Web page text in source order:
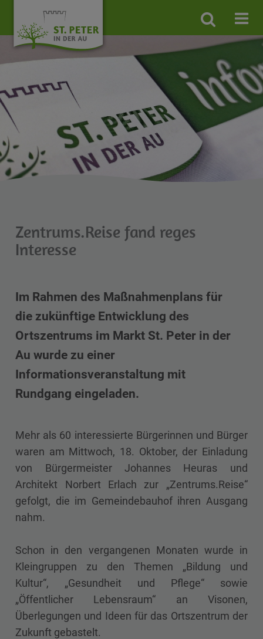
Site
search
toggle
Zentrums.Reise fand reges
Interesse
Im Rahmen des Maßnahmenplans für
die zukünftige Entwicklung des
Ortszentrums im Markt St. Peter in der
Au wurde zu einer
Informationsveranstaltung mit
Rundgang eingeladen.
Mehr als 60 interessierte Bürgerinnen und Bürger
waren am Mittwoch, 18. Oktober, der Einladung
von Bürgermeister Johannes Heuras und
Architekt Norbert Erlach zur „Zentrums.Reise“
gefolgt, die im Gemeindebauhof ihren Ausgang
nahm.
Schon in den vergangenen Monaten wurde in
Kleingruppen zu den Themen „Bildung und
Kultur“, „Gesundheit und Pflege“ sowie
„Öffentlicher Lebensraum“ an Visonen,
Überlegungen und Ideen für das Ortszentrum der
Zukunft gebastelt.